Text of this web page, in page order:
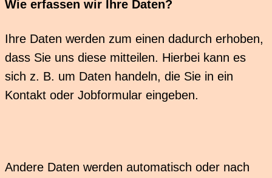
Wie erfassen wir Ihre Daten?
Ihre Daten werden zum einen dadurch erhoben,
dass Sie uns diese mitteilen. Hierbei kann es
sich z. B. um Daten handeln, die Sie in ein
Kontakt oder Jobformular eingeben.
Andere Daten werden automatisch oder nach